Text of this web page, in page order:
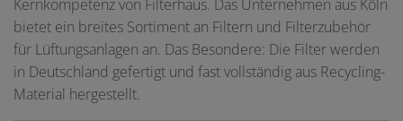
Kernkompetenz von Filterhaus. Das Unternehmen aus Köln
bietet ein breites Sortiment an Filtern und Filterzubehör
für Lüftungsanlagen an. Das Besondere: Die Filter werden
in Deutschland gefertigt und fast vollständig aus Recycling-
Material hergestellt.